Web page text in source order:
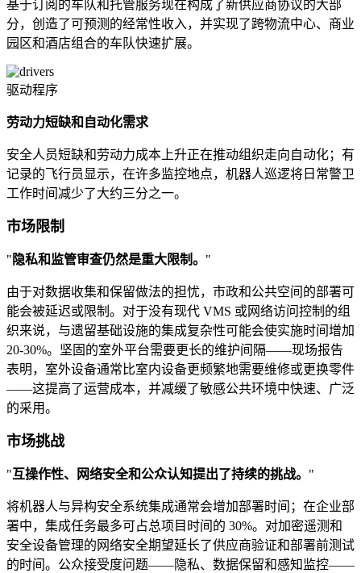
基于订阅的车队和托管服务现在构成了新供应商协议的大部
分，创造了可预测的经常性收入，并实现了跨物流中心、商业
园区和酒店组合的车队快速扩展。
驱动程序
劳动力短缺和自动化需求
安全人员短缺和劳动力成本上升正在推动组织走向自动化；有
记录的飞行员显示，在许多监控地点，机器人巡逻将日常警卫
工作时间减少了大约三分之一。
市场限制
" 隐私和监管审查仍然是重大限制。 "
由于对数据收集和保留做法的担忧，市政和公共空间的部署可
能会被延迟或限制。对于没有现代 VMS 或网络访问控制的组
织来说，与遗留基础设施的集成复杂性可能会使实施时间增加
20-30%。坚固的室外平台需要更长的维护间隔——现场报告
表明，室外设备通常比室内设备更频繁地需要维修或更换零件
——这提高了运营成本，并减缓了敏感公共环境中快速、广泛
的采用。
市场挑战
"互操作性、网络安全和公众认知提出了持续的挑战。 "
将机器人与异构安全系统集成通常会增加部署时间；在企业部
署中，集成任务最多可占总项目时间的 30%。对加密遥测和
安全设备管理的网络安全期望延长了供应商验证和部署前测试
的时间。公众接受度问题——隐私、数据保留和感知监控——